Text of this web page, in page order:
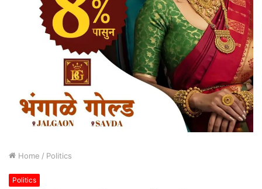
Home / Politics
Politics